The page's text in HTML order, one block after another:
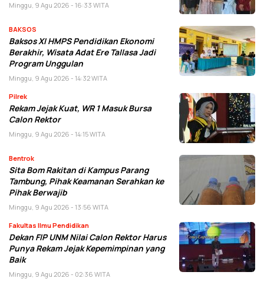
Minggu, 9 Agu 2026 - 16:33 WITA
BAKSOS
Baksos XI HMPS Pendidikan Ekonomi
Berakhir, Wisata Adat Ere Tallasa Jadi
Program Unggulan
Minggu, 9 Agu 2026 - 14:32 WITA
Pilrek
Rekam Jejak Kuat, WR 1 Masuk Bursa
Calon Rektor
Minggu, 9 Agu 2026 - 14:15 WITA
Bentrok
Sita Bom Rakitan di Kampus Parang
Tambung, Pihak Keamanan Serahkan ke
Pihak Berwajib
Minggu, 9 Agu 2026 - 13:56 WITA
Fakultas Ilmu Pendidikan
Dekan FIP UNM Nilai Calon Rektor Harus
Punya Rekam Jejak Kepemimpinan yang
Baik
Minggu, 9 Agu 2026 - 02:36 WITA